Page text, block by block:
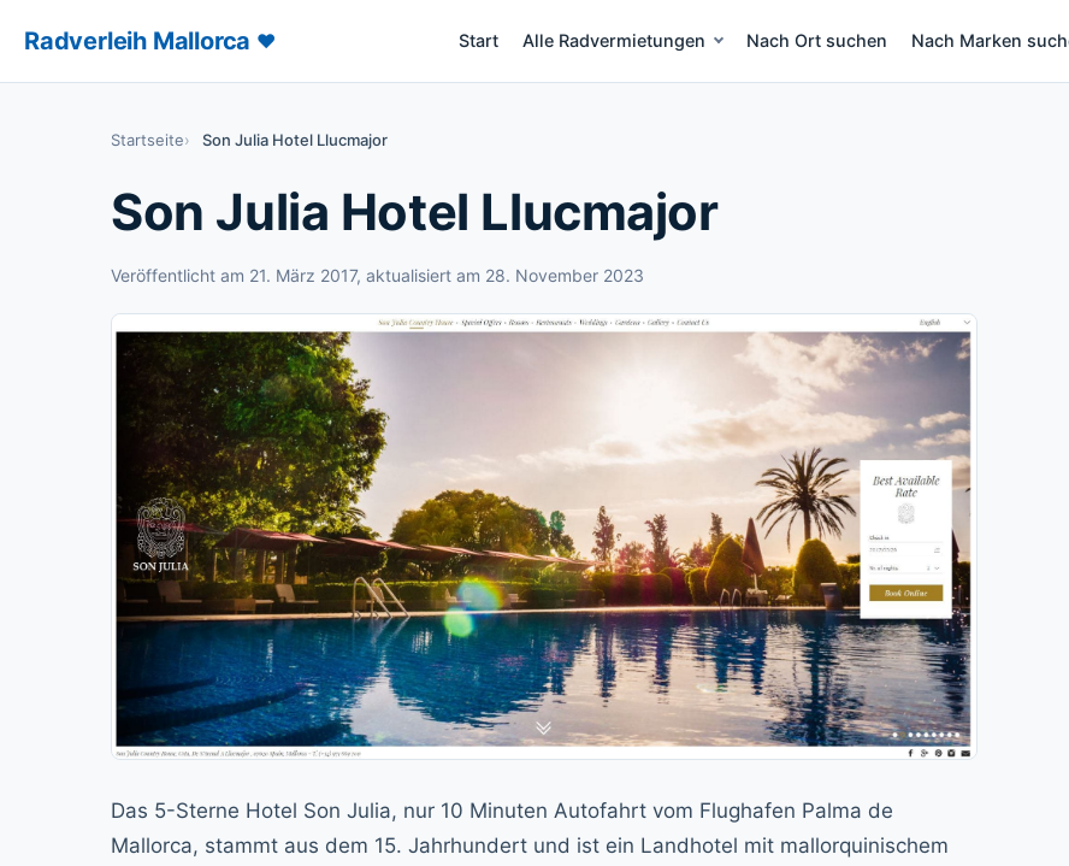
Radverleih Mallorca ♥ Start
– Radverleih Mallorca
Alle Radvermietungen Nach Ort suchen Nach Marken
Startseite Son Julia Hotel Llucmajor
Son Julia Hotel Llucmajor
Veröffentlicht am 21. März 2017, aktualisiert am 28. November 2023
Das 5-Sterne Hotel Son Julia, nur 10 Minuten Autofahrt vom Flughafen Palma de
Mallorca, stammt aus dem 15. Jahrhundert und ist ein Landhotel mit mallorquinischem